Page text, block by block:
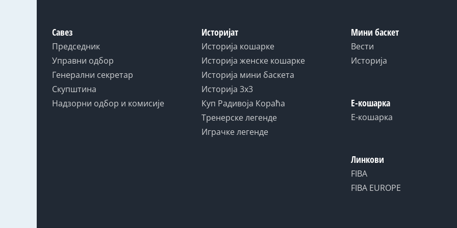
Савез
Председник
Управни одбор
Генерални секретар
Скупштина
Надзорни одбор и комисије
Историјат
Историја кошарке
Историја женске кошарке
Историја мини баскета
Историја 3x3
Куп Радивоја Кораћа
Тренерске легенде
Играчке легенде
Мини баскет
Вести
Историја
Е-кошарка
Е-кошарка
Линкови
FIBA
FIBA EUROPE